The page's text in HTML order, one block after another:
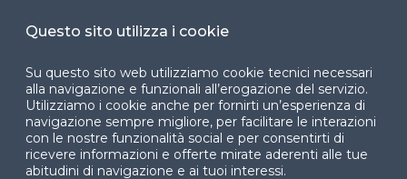
Facebook LinkedIn
YouTube X
Questo sito utilizza i cookie
Su questo sito web utilizziamo cookie tecnici necessari
alla navigazione e funzionali all’erogazione del servizio.
Utilizziamo i cookie anche per fornirti un’esperienza di
navigazione sempre migliore, per facilitare le interazioni
con le nostre funzionalità social e per consentirti di
ricevere informazioni e offerte mirate aderenti alle tue
abitudini di navigazione e ai tuoi interessi.